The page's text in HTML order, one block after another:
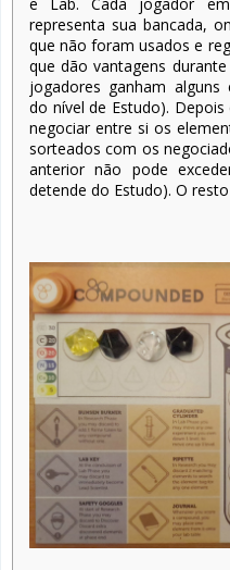
representa sua bancada,
que não foram usados e
que dão vantagens
jogadores ganham
do nível de Estudo).
negociar entre si os
sorteados com os
anterior não pode
detende do Estudo). O